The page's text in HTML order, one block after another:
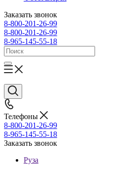
Заказать звонок
8-800-201-26-99
8-800-201-26-99
8-965-145-55-18
Телефоны
8-800-201-26-99
8-965-145-55-18
Заказать звонок
Руза